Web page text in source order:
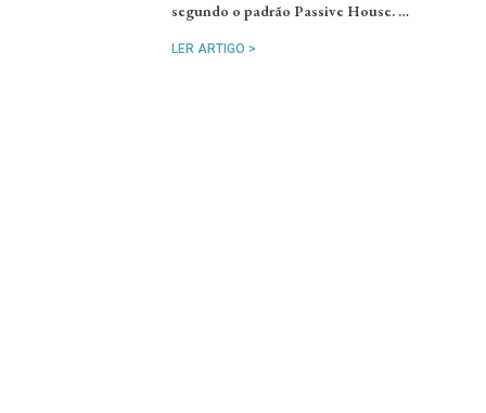
segundo o padrão Passive House. …
LER ARTIGO >